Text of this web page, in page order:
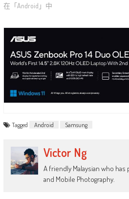
在「Android」中
Tagged Android Samsung
Victor Ng
A friendly Malaysian who has
and Mobile Photography.